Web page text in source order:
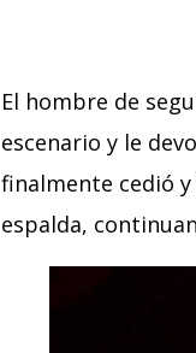
El hombre de
escenario y le
finalmente cedió
espalda,